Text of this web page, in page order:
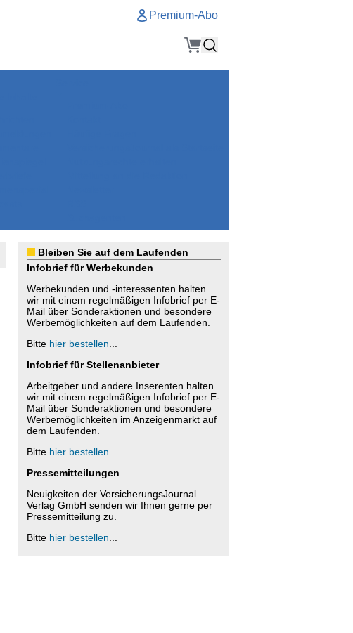
Premium-Abo
Bleiben Sie auf dem Laufenden
Infobrief für Werbekunden
Werbekunden und -interessenten halten
wir mit einem regelmäßigen Infobrief per E-
Mail über Sonderaktionen und besondere
Werbemöglichkeiten auf dem Laufenden.
Bitte hier bestellen
Infobrief für Stellenanbieter
Arbeitgeber und andere Inserenten halten
wir mit einem regelmäßigen Infobrief per E-
Mail über Sonderaktionen und besondere
Werbemöglichkeiten im Anzeigenmarkt auf
dem Laufenden.
Bitte hier bestellen
Pressemitteilungen
Neuigkeiten der VersicherungsJournal
Verlag GmbH senden wir Ihnen gerne per
Pressemitteilung zu.
Bitte hier bestellen